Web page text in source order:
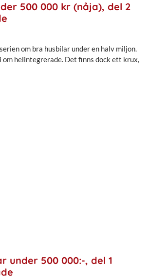
500 000 kr (nåja), del 2
om bra husbilar under en halv miljon.
om helintegrerade. Det finns dock ett krux,
under 500 000:-, del 1